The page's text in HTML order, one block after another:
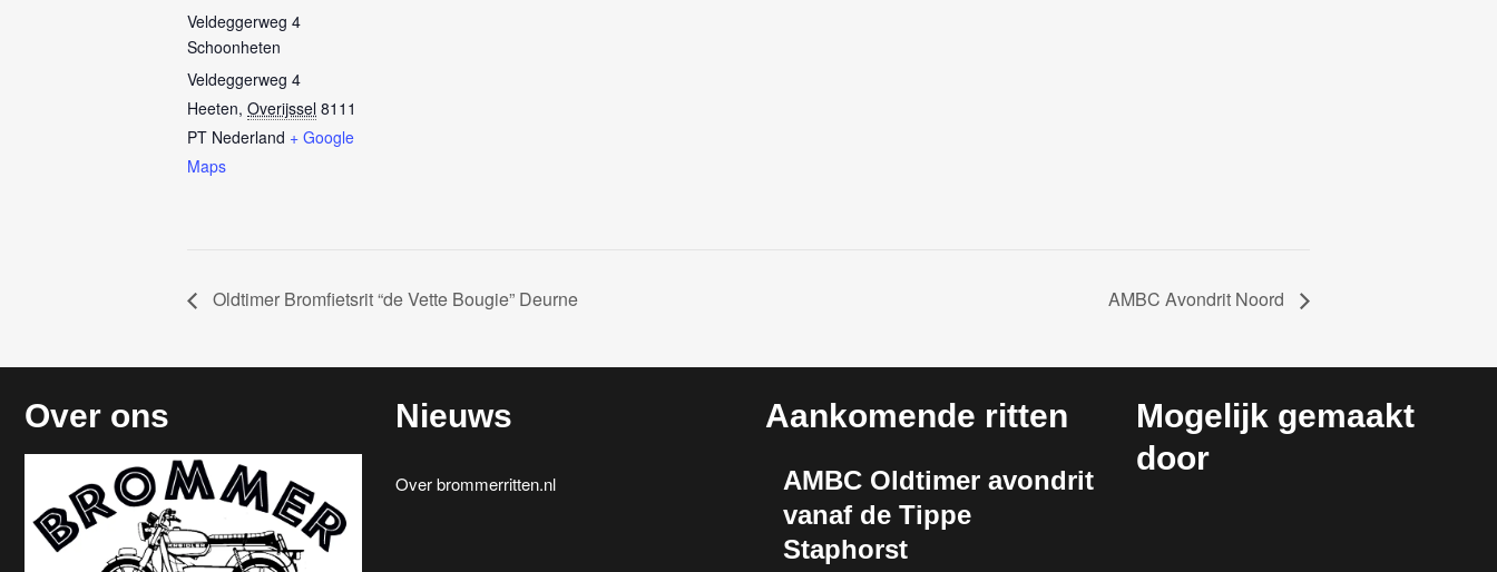
Veldeggerweg 4
Schoonheten
Veldeggerweg 4
Heeten, Overijssel 8111
PT Nederland + Google
Maps
Oldtimer Bromfietsrit “de Vette Bougie” Deurne AMBC Avondrit Noord
Over ons Nieuws
Over brommerritten.nl
Aankomende ritten
AMBC Oldtimer avondrit
vanaf de Tippe
Staphorst
Mogelijk gemaakt
door